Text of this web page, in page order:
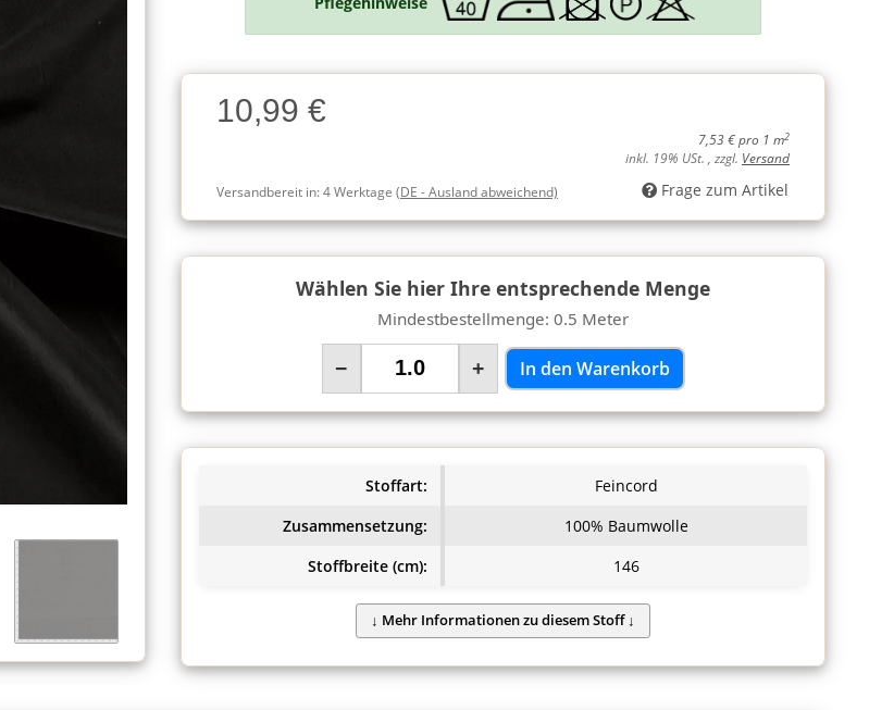
Charge
Charge10,99 €
7,53 € pro 1 m2
inkl. 19% USt. , zzgl. Versand
Versandbereit in:4 Werktage (DE - Ausland abweichend) Frage zum Artikel
Wählen Sie hier Ihre entsprechende Menge
Mindestbestellmenge: 0.5 Meter
− + In den Warenkorb
Stoffart:
Feincord
Zusammensetzung:
100% Baumwolle
Stoffbreite (cm):
146